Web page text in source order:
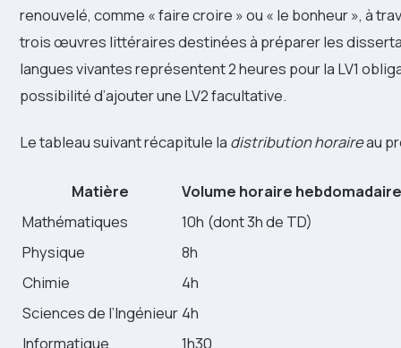
renouvelé, comme « faire croire » ou « le bonheur », à
trois œuvres littéraires destinées à préparer les
langues vivantes représentent 2 heures pour la LV1
possibilité d’ajouter une LV2 facultative.
Le tableau suivant récapitule la distribution horaireau
Matière
Volume horaire hebdomadaire
Mathématiques
10h (dont 3h de TD)
Physique
8h
Chimie
4h
Sciences de l’Ingénieur 4h
Informatique
1h30